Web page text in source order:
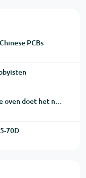
PCBs
Bosch magnetron CMG636B - 2 De oven doet het niet goed.
70D